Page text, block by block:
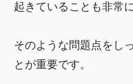
起きていることも非常
そのような問題点をし
とが重要です。